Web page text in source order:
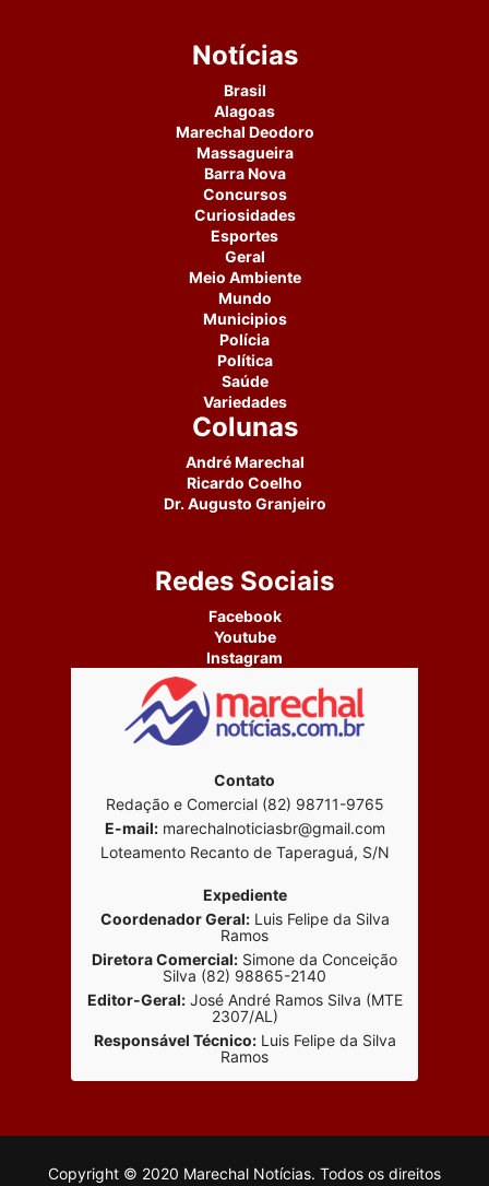
Notícias
Brasil
Alagoas
Marechal Deodoro
Massagueira
Barra Nova
Concursos
Curiosidades
Esportes
Geral
Meio Ambiente
Mundo
Municipios
Polícia
Política
Saúde
Variedades
Colunas
André Marechal
Ricardo Coelho
Dr. Augusto Granjeiro
Redes Sociais
Facebook
Youtube
Instagram
Contato
Redação e Comercial (82) 98711-9765
E-mail:marechalnoticiasbr@gmail.com
Loteamento Recanto de Taperaguá, S/N
Expediente
Coordenador Geral:Luis Felipe da Silva
Ramos
Diretora Comercial: Simone da Conceição
Silva (82) 98865-2140
Editor-Geral:José André Ramos Silva (MTE
2307/AL)
Responsável Técnico:Luis Felipe da Silva
Ramos
Copyright © 2020 Marechal Notícias. Todos os direitos